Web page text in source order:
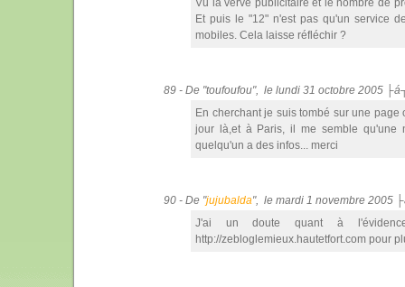
Vu la verve publicitaire et le nombre de
Et puis le "12" n'est pas qu'un service
mobiles. Cela laisse réfléchir ?
89 - De "toufoufou", le lundi 31 octobre 2005
En cherchant je suis tombé sur une
jour là,et à Paris, il me semble qu'une
quelqu'un a des infos... merci
90 - De "jujubalda", le mardi 1 novembre 2005
J'ai un doute quant à l'évidence
http://zebloglemieux.hautetfort.com pour